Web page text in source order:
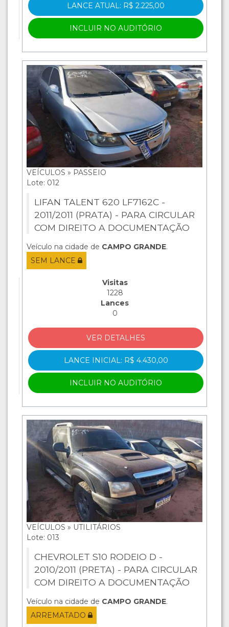
LANCE ATUAL: R$ 2.225,00
INCLUIR NO AUDITÓRIO
VEÍCULOS » PASSEIO
Lote: 012
LIFAN TALENT 620 LF7162C -
2011/2011 (PRATA) - PARA CIRCULAR
COM DIREITO A DOCUMENTAÇÃO
Veículo na cidade de CAMPO GRANDE.
SEM LANCE
Visitas
1228
Lances
0
VER DETALHES
LANCE INICIAL: R$ 4.430,00
INCLUIR NO AUDITÓRIO
VEÍCULOS » UTILITÁRIOS
Lote: 013
CHEVROLET S10 RODEIO D -
2010/2011 (PRETA) - PARA CIRCULAR
COM DIREITO A DOCUMENTAÇÃO
Veículo na cidade de CAMPO GRANDE.
ARREMATADO